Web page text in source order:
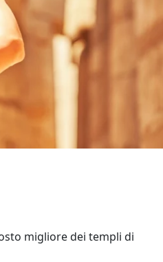
migliore dei templi di